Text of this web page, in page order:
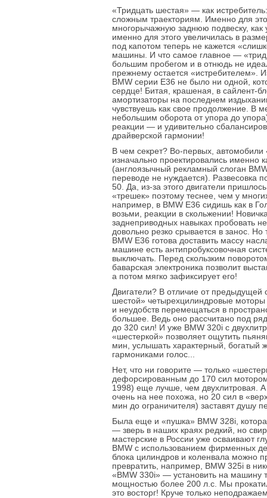
«Тридцать шестая» — как
сложным траекториям. Именно для
многорычажную заднюю подвеску, как
именно для этого увеличилась в
под капотом теперь не кажется
машины. И что самое главное —
большим пробегом и в отнюдь не
прежнему остается «истребителем».
BMW серии E36 не было ни одной,
сердце! Битая, крашеная, в сайлент-
амортизаторы на последнем
чувствуешь как свое продолжение. В
небольшим оборота от упора до
реакции — и удивительно
драйверской гармонии!
В чем секрет? Во-первых, автомобили
изначально проектировались именно
(англоязычный рекламный слоган
переводе не нуждается). Развесовка
50. Да, из-за этого двигатели
«трешек» поэтому теснее, чем у
например, в BMW E36 сидишь как в
возьми, реакции в скольжении!
заднеприводных навыках пробовать
довольно резко срывается в занос.
BMW E36 готова доставить массу
машине есть антипробуксовочная
выключать. Перед скользким
баварская электроника позволит
а потом мягко зафиксирует его!
Двигатели? В отличие от предыдущей
шестой» четырехцилиндровые
и неудобств перемещаться в
большее. Ведь оно рассчитано под
до 320 сил! И уже BMW 320i с
«шестеркой» позволяет ощутить
мин, услышать характерный, богатый
гармониками голос...
Нет, что ни говорите — только
дефорсированным до 170 сил
1998) еще лучше, чем двухлитровая.
очень на нее похожа, но 20 сил в
мин до ограничителя) заставят душу
Была еще и «пушка» BMW 328i,
— зверь в наших краях редкий, но
мастерские в России уже осваивают
BMW с использованием фирменных
блока цилиндров и коленвала можно
превратить, например, BMW 325i в
«BMW 330i» — установить на машину
мощностью более 200 л.с. Мы
это восторг! Круче только